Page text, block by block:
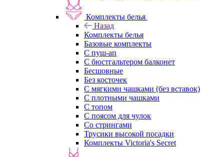
Комплекты белья
Назад
Комплекты белья
Базовые комплекты
С пуш-ап
С бюстгальтером балконет
Бесшовные
Без косточек
С мягкими чашками (без вставок)
С плотными чашками
С топом
С поясом для чулок
Со стрингами
Трусики высокой посадки
Комплекты Victoria's Secret